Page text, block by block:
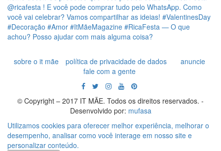
sobre o it mãe política de privacidade de dados
anuncie
fale com a gente
© Copyright – 2017 IT MÃE. Todos os direitos reservados. -
Desenvolvido por: mufasa
Utilizamos cookies para oferecer melhor experiência, melhorar o
desempenho, analisar como você interage em nosso site e
personalizar conteúdo.